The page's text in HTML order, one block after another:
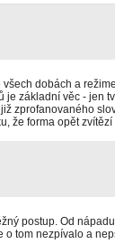
všech dobách a
je základní věc - jen
zprofanovaného
že forma opět
postup. Od
o tom nezpívalo a